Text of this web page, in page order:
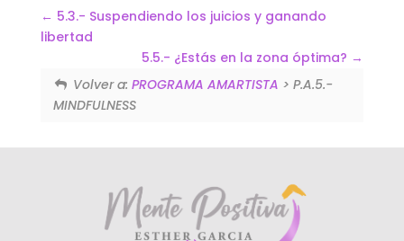
5.3.- Suspendiendo los juicios y ganando
libertad
5.5.- ¿Estás en la zona óptima?
Volver a:PROGRAMA AMARTISTA > P.A.5.-
MINDFULNESS